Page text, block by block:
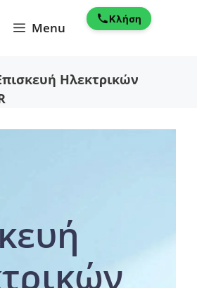
Κλήση
Menu
Ηλεκτρικών